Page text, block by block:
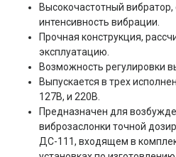
Высокочастотный
интенсивность вибрации.
Прочная конструкция,
эксплуатацию.
Возможность регулировки
Выпускается в трех
127В, и 220В.
Предназначен для
виброзаслонки точной
ДС-111, входящем в